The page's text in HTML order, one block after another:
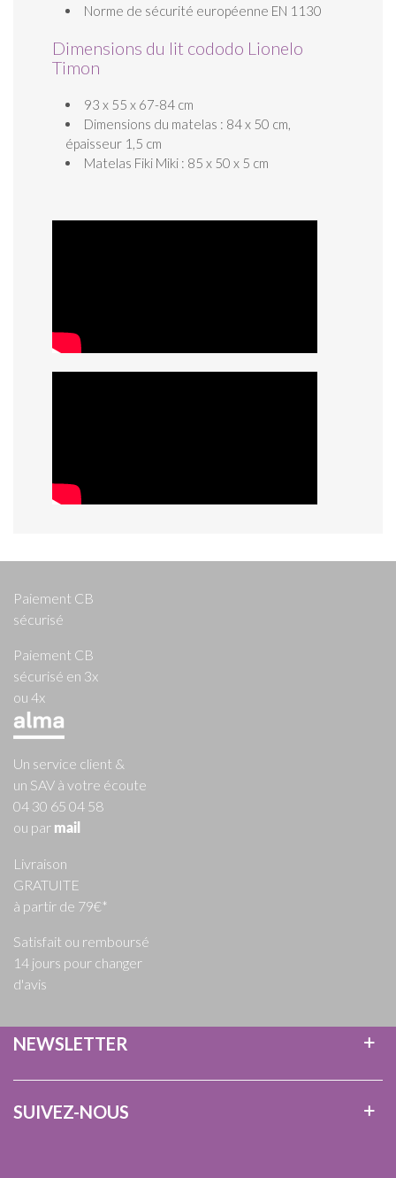
Norme de sécurité européenne EN 1130
Dimensions du lit cododo Lionelo
Timon
93 x 55 x 67-84 cm
Dimensions du matelas : 84 x 50 cm,
épaisseur 1,5 cm
Matelas Fiki Miki : 85 x 50 x 5 cm
Paiement CB
sécurisé
Paiement CB
sécurisé en 3x
ou 4x
Un service client &
un SAV à votre écoute
04 30 65 04 58
ou par mail
Livraison
GRATUITE
à partir de 79€*
Satisfait ou remboursé
14 jours pour changer
d'avis
NEWSLETTER
SUIVEZ-NOUS